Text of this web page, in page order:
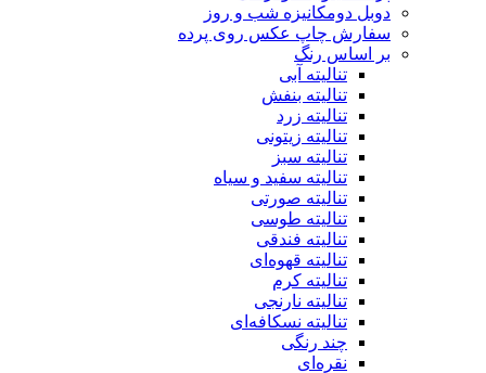
دوبل دومکانیزه شب و روز
سفارش چاپ عکس روی پرده
بر اساس رنگ
تنالیته آبی
تنالیته بنفش
تنالیته زرد
تنالیته زیتونی
تنالیته سبز
تنالیته سفید و سیاه
تنالیته صورتی
تنالیته طوسی
تنالیته فندقی
تنالیته قهوه‌ای
تنالیته کرم
تنالیته نارنجی
تنالیته نسکافه‌ای
چند رنگی
نقره‌ای